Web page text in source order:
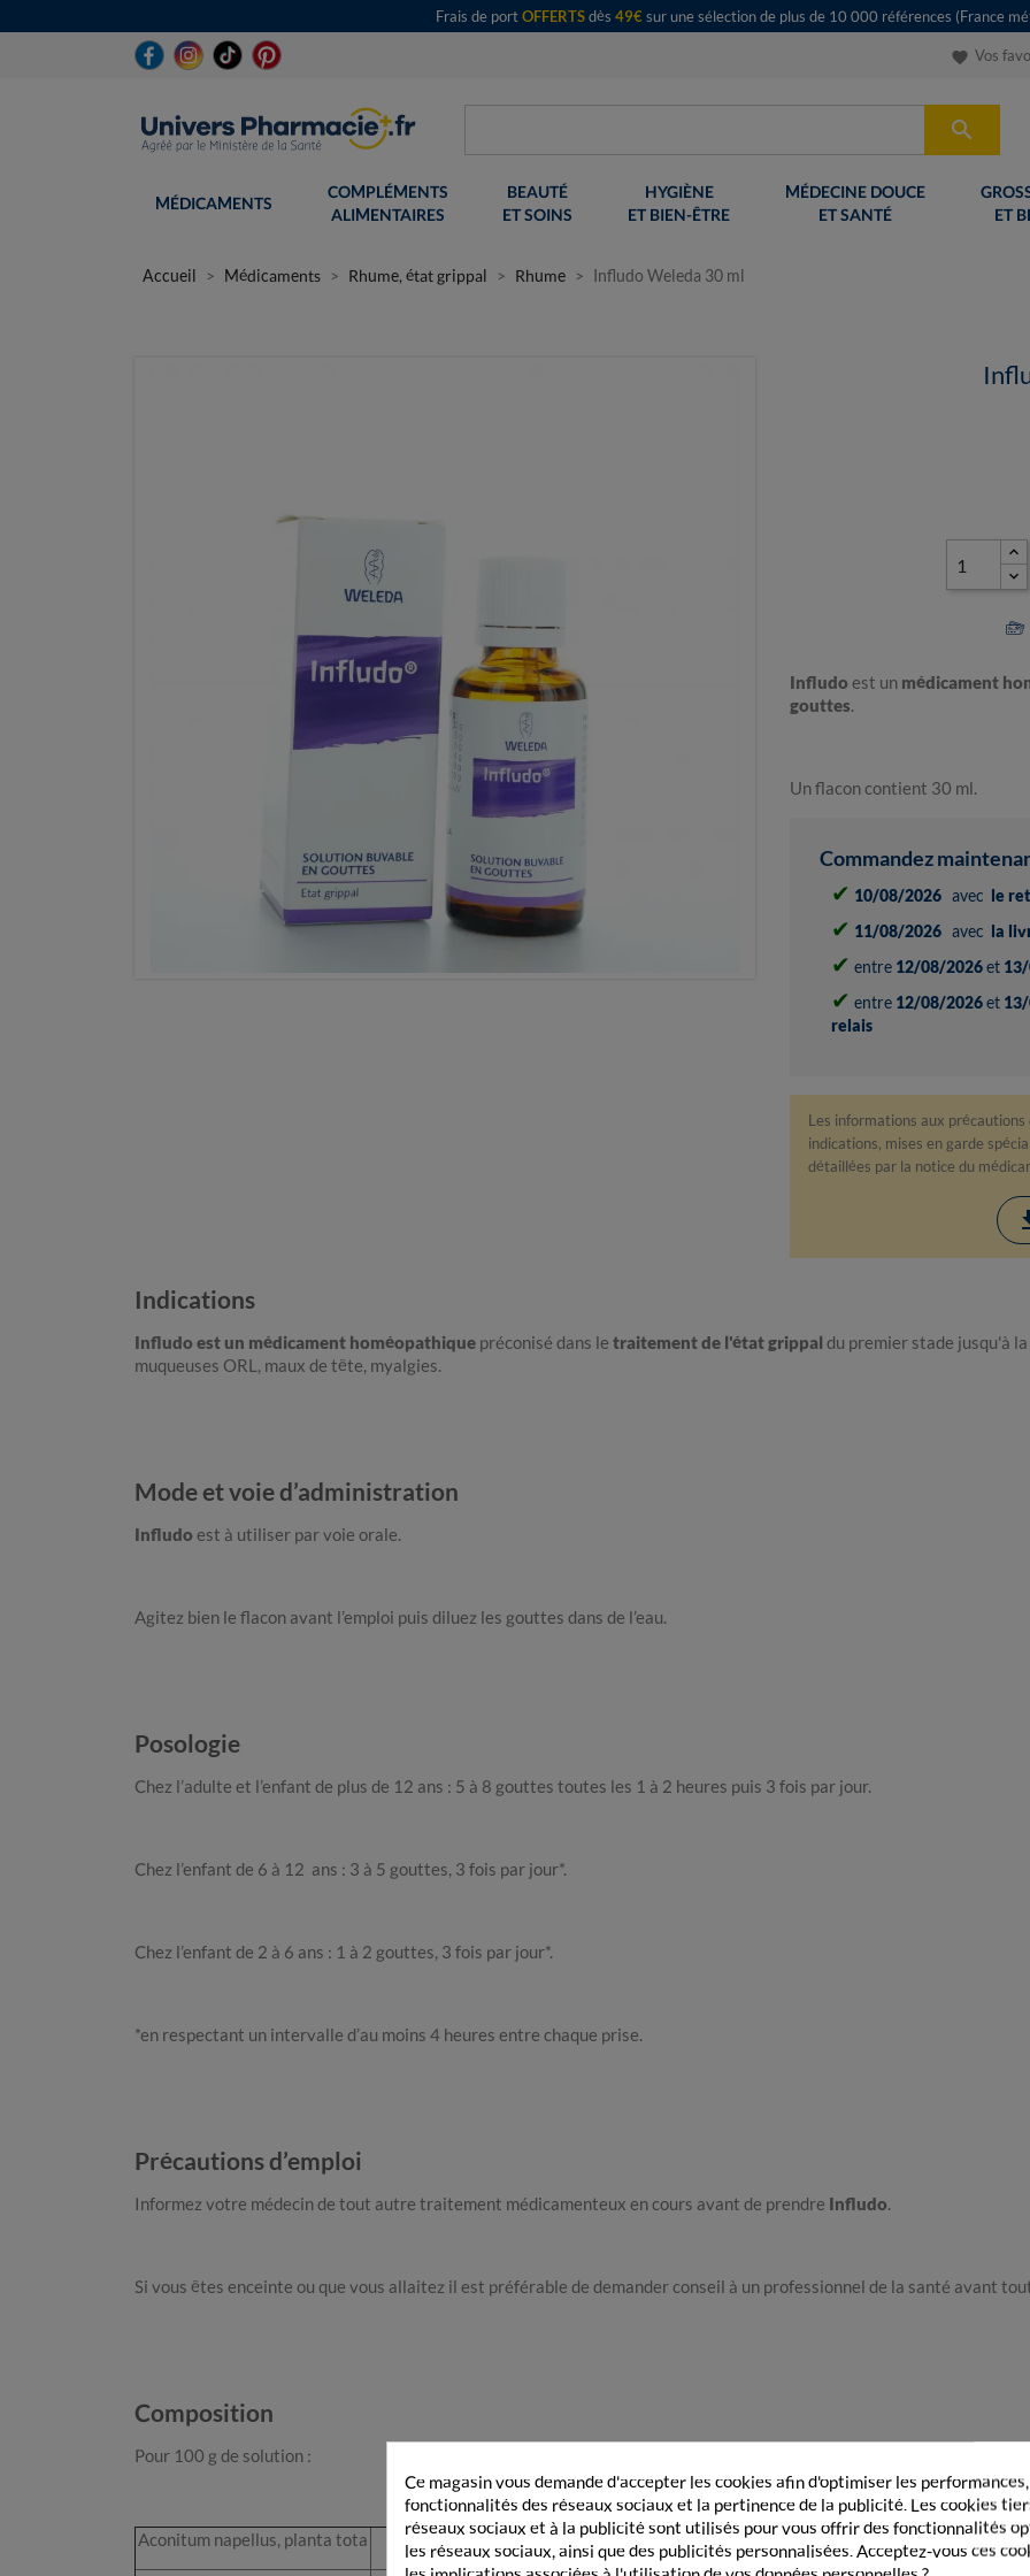
Frais de portOFFERTSdès 49€sur une sélection de plus de 10 000 références (France
favorite Vos

MÉDICAMENTS
COMPLÉMENTS
ALIMENTAIRES
BEAUTÉ
ET SOINS
HYGIÈNE
ET BIEN-ÊTRE
MÉDECINE DOUCE
ET SANTÉ
ET
Accueil Médicaments Rhume, état grippal Rhume Infludo Weleda 30 ml
Infludo est un médicament
gouttes.
Un flacon contient 30 ml.
Commandez
✔ 10/08/2026 avec le
✔ 11/08/2026 avec la
✔ entre 12/08/2026et
✔ entre 12/08/2026et
relais
Les informations aux
indications, mises en garde
détaillées par la notice du
Indications
Infludo est un médicament homéopathique préconisé dans le traitement de l'état grippal du premier stade jusqu'à
muqueuses ORL, maux de tête, myalgies.
Mode et voie d’administration
Infludo est à utiliser par voie orale.
Agitez bien le flacon avant l’emploi puis diluez les gouttes dans de l’eau.
Posologie
Chez l’adulte et l’enfant de plus de 12 ans : 5 à 8 gouttes toutes les 1 à 2 heures puis 3 fois par jour.
Chez l’enfant de 6 à 12 ans : 3 à 5 gouttes, 3 fois par jour*.
Chez l’enfant de 2 à 6 ans : 1 à 2 gouttes, 3 fois par jour*.
*en respectant un intervalle d’au moins 4 heures entre chaque prise.
Précautions d’emploi
Informez votre médecin de tout autre traitement médicamenteux en cours avant de prendre Infludo.
Si vous êtes enceinte ou que vous allaitez il est préférable de demander conseil à un professionnel de la santé avant
Composition
Pour 100 g de solution :
Aconitum napellus, planta tota 3DH 30 g
Ce magasin vous demande d'accepter les cookies afin d'optimiser les
fonctionnalités des réseaux sociaux et la pertinence de la publicité. Les cookies
réseaux sociaux et à la publicité sont utilisés pour vous offrir des fonctionnalités
les réseaux sociaux, ainsi que des publicités personnalisées. Acceptez-vous ces